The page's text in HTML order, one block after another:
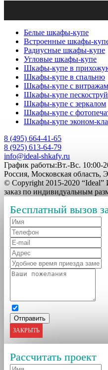
Белые шкафы-купе
Встроенные шкафы-
Радиусные шкафы-купе
Угловые шкафы-купе
Шкафы-купе в
Шкафы-купе в спальню
Шкафы-купе с
Шкафы-купе пескоструй
Шкафы-купе с зеркалом
Шкафы-купе с
Шкафы-купе эконом-
8 (495) 664-41-65
8 (925) 613-64-79
info@ideal-shkafy.ru
График работы:Вт.-Вс. 10:00-
Россия, Московская область,
© Copyright 2015-2020 “Ideal”
заказ по индивидуальным
Бесплатный вызов
ЗАКРЫТЬ
Рассчитать проект